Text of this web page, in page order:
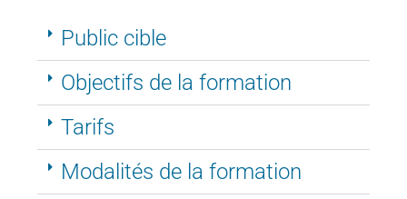
Public cible
Objectifs de la formation
Tarifs
Modalités de la formation